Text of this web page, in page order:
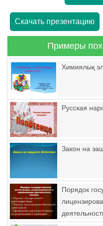
Скачать презентацию
Примеры
Химиялық
Русская
Закон на
Порядок